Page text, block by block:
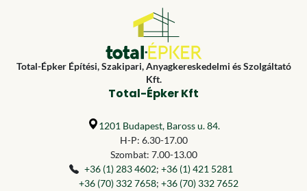
Total-Épker Építési, Szakipari, Anyagkereskedelmi és Szolgáltató
Kft.
Total-Épker Kft
1201 Budapest, Baross u. 84.
H-P: 6.30-17.00
Szombat: 7.00-13.00
+36 (1) 283 4602; +36 (1) 421 5281
+36 (70) 332 7658; +36 (70) 332 7652